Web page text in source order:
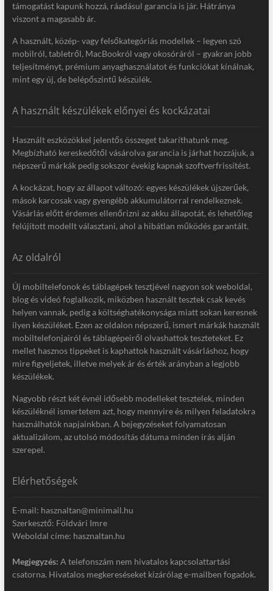
támogatást kapunk hozzá, ráadásul garancia is jár. Hátránya
viszont a magasabb ár.
A használt, közép- vagy felsőkategóriás modellek – legyen szó
mobilról, tabletről, MacBookról vagy okosóráról – gyakran jobb
teljesítményt, prémium anyaghasználatot és funkciókat kínálnak,
mint egy új, de belépőszintű készülék.
A használt készülékek előnyei és kockázatai
Használt eszközökkel jelentős összeget takaríthatunk meg.
Megbízható kereskedőtől vásárolva garancia is járhat hozzájuk, a
népszerű márkák pedig sokszor évekig kapnak szoftverfrissítést.
A kockázat, hogy az állapot változó: egyes készülékek újszerűek,
mások karcosak vagy gyengébb akkumulátorral rendelkeznek.
Vásárlás előtt érdemes ellenőrizni az akku állapotát, és lehetőleg
felújított modellt választani, ahol a hibátlan működés garantált.
Az oldalról
Új mobiltelefonok és táblagépek tesztjével nagyon sok weboldal,
blog és videó foglalkozik, miközben használt tesztek csak kevés
helyen vannak, pedig a költséghatékonysága miatt sokan keresnek
ilyen készüléket. Ezen az oldalon népszerű, ismert márkák használt
mobiltelefonjairól és táblagépeiről olvashattok teszteteket. Ez
mellet hasznos tippeket is kaphattok használt vásárláshoz, hogy
mire figyeljetek, illetve melyek ár és érték arányban a legjobb
készülékek.
Nagyobb részt két évnél idősebb modelleket tesztelek, minden
készüléknél ismertetem azt, hogy mennyire és milyen feladatokra
használhatók napjainkban. A bejegyzéseket folyamatosan
aktualizálom, az utolsó módosítás dátuma minden írás alján
szerepel.
Elérhetőségek
E-mail: hasznaltan@minimail.hu
Szerkesztő: Földvári Imre
Weboldal címe: hasznaltan.hu
Megjegyzés: A telefonszám nem hivatalos kapcsolattartási
csatorna. Hivatalos megkereséseket kizárólag e-mailben fogadok.